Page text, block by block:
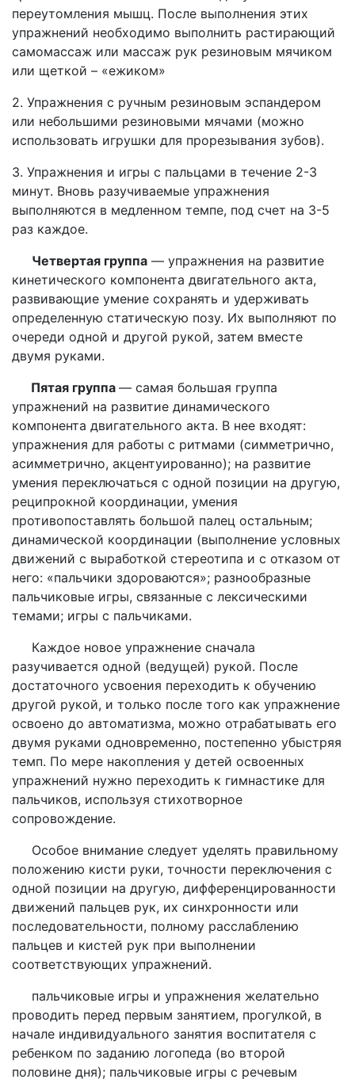
переутомления мышц. После выполнения этих
упражнений необходимо выполнить растирающий
самомассаж или массаж рук резиновым мячиком
или щеткой – «ежиком»
2. Упражнения с ручным резиновым эспандером
или небольшими резиновыми мячами (можно
использовать игрушки для прорезывания зубов).
3. Упражнения и игры с пальцами в течение 2-3
минут. Вновь разучиваемые упражнения
выполняются в медленном темпе, под счет на 3-5
раз каждое.
Четвертая группа — упражнения на развитие
кинетического компонента двигательного акта,
развивающие умение сохранять и удерживать
определенную статическую позу. Их выполняют по
очереди одной и другой рукой, затем вместе
двумя руками.
Пятая группа — самая большая группа
упражнений на развитие динамического
компонента двигательного акта. В нее входят:
упражнения для работы с ритмами (симметрично,
асимметрично, акцентуированно); на развитие
умения переключаться с одной позиции на другую,
реципрокной координации, умения
противопоставлять большой палец остальным;
динамической координации (выполнение условных
движений с выработкой стереотипа и с отказом от
него: «пальчики здороваются»; разнообразные
пальчиковые игры, связанные с лексическими
темами; игры с пальчиками.
Каждое новое упражнение сначала
разучивается одной (ведущей) рукой. После
достаточного усвоения переходить к обучению
другой рукой, и только после того как упражнение
освоено до автоматизма, можно отрабатывать его
двумя руками одновременно, постепенно убыстряя
темп. По мере накопления у детей освоенных
упражнений нужно переходить к гимнастике для
пальчиков, используя стихотворное
сопровождение.
Особое внимание следует уделять правильному
положению кисти руки, точности переключения с
одной позиции на другую, дифференцированности
движений пальцев рук, их синхронности или
последовательности, полному расслаблению
пальцев и кистей рук при выполнении
соответствующих упражнений.
пальчиковые игры и упражнения желательно
проводить перед первым занятием, прогулкой, в
начале индивидуального занятия воспитателя с
ребенком по заданию логопеда (во второй
половине дня); пальчиковые игры с речевым